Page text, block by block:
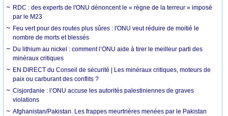
RDC : des experts de l'ONU dénoncent le « règne de la terreur » imposé
par le M23
Feu vert pour des routes plus sûres : l'ONU veut réduire de moitié le
nombre de morts et blessés
Du lithium au nickel : comment l’ONU aide à tirer le meilleur parti des
minéraux critiques
EN DIRECT du Conseil de sécurité | Les minéraux critiques, moteurs de
paix ou carburant des conflits ?
Cisjordanie : l’ONU accuse les autorités palestiniennes de graves
violations
Afghanistan/Pakistan. Les frappes meurtrières menées par le Pakistan